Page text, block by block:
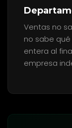
Ventas no
no sabe
entera al
empresa